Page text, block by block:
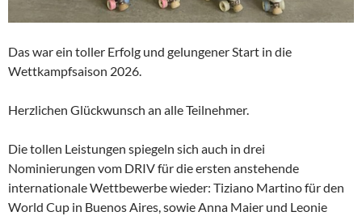
Das war ein toller Erfolg und gelungener Start in die
Wettkampfsaison 2026.
Herzlichen Glückwunsch an alle Teilnehmer.
Die tollen Leistungen spiegeln sich auch in drei
Nominierungen vom DRIV für die ersten anstehende
internationale Wettbewerbe wieder: Tiziano Martino für den
World Cup in Buenos Aires, sowie Anna Maier und Leonie